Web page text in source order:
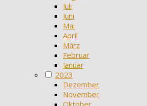
Juli
Juni
Mai
April
März
Februar
Januar
2023
Dezember
November